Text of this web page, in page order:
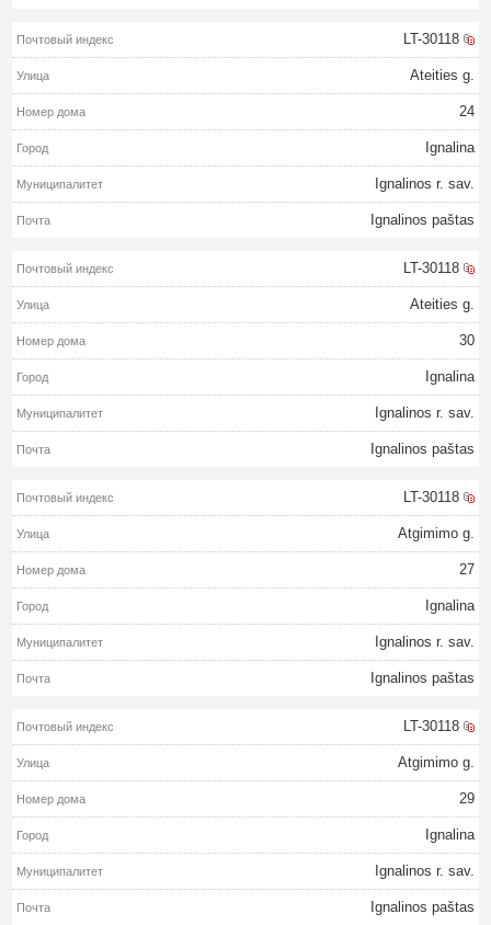
LT-30118
Ateities g.
24
Ignalina
Ignalinos r. sav.
Ignalinos paštas
LT-30118
Ateities g.
30
Ignalina
Ignalinos r. sav.
Ignalinos paštas
LT-30118
Atgimimo g.
27
Ignalina
Ignalinos r. sav.
Ignalinos paštas
LT-30118
Atgimimo g.
29
Ignalina
Ignalinos r. sav.
Ignalinos paštas